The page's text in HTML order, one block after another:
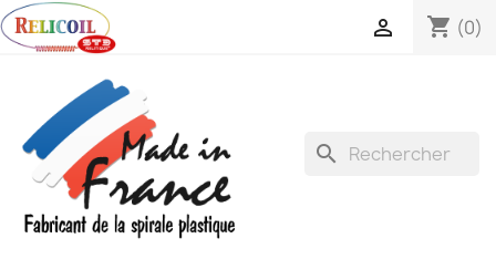
shopping_cart (0)

search